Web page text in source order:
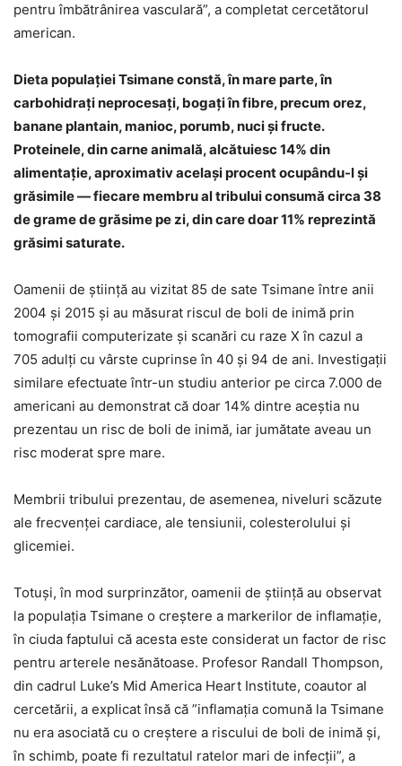
pentru îmbătrânirea vasculară”, a completat cercetătorul
american.
Dieta populației Tsimane constă, în mare parte, în
carbohidrați neprocesați, bogați în fibre, precum orez,
banane plantain, manioc, porumb, nuci și fructe.
Proteinele, din carne animală, alcătuiesc 14% din
alimentație, aproximativ același procent ocupându-l și
grăsimile — fiecare membru al tribului consumă circa 38
de grame de grăsime pe zi, din care doar 11% reprezintă
grăsimi saturate.
Oamenii de știință au vizitat 85 de sate Tsimane între anii
2004 și 2015 și au măsurat riscul de boli de inimă prin
tomografii computerizate și scanări cu raze X în cazul a
705 adulți cu vârste cuprinse în 40 și 94 de ani. Investigații
similare efectuate într-un studiu anterior pe circa 7.000 de
americani au demonstrat că doar 14% dintre aceștia nu
prezentau un risc de boli de inimă, iar jumătate aveau un
risc moderat spre mare.
Membrii tribului prezentau, de asemenea, niveluri scăzute
ale frecvenței cardiace, ale tensiunii, colesterolului și
glicemiei.
Totuși, în mod surprinzător, oamenii de știință au observat
la populația Tsimane o creștere a markerilor de inflamație,
în ciuda faptului că acesta este considerat un factor de risc
pentru arterele nesănătoase. Profesor Randall Thompson,
din cadrul Luke’s Mid America Heart Institute, coautor al
cercetării, a explicat însă că ”inflamația comună la Tsimane
nu era asociată cu o creștere a riscului de boli de inimă și,
în schimb, poate fi rezultatul ratelor mari de infecții”, a